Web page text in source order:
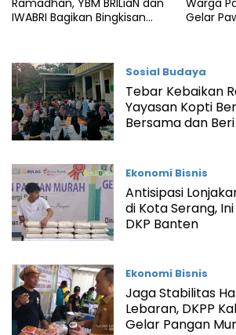
Ramadhan, YBM BRILiaN dan
IWABRI Bagikan Bingkisan
Warga
Gelar
Sosial Budaya
Tebar Kebaikan
Yayasan Kopti
Bersama dan
Ekonomi Bisnis
Antisipasi
di Kota Serang,
DKP Banten
Ekonomi Bisnis
Jaga Stabilitas
Lebaran, DKPP
Gelar Pangan